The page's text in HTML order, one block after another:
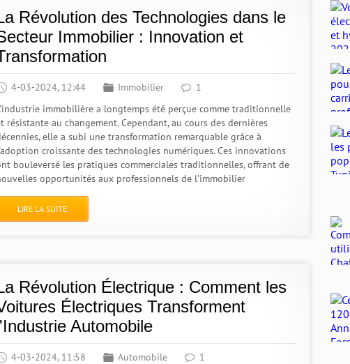
Révolution des Technologies dans le
Immobilier : Innovation et
4-03-2024, 12:44 Immobilier
1
immobilière a longtemps été perçue comme traditionnelle
résistante au changement. Cependant, au cours des dernières
elle a subi une transformation remarquable grâce à
croissante des technologies numériques. Ces innovations
bouleversé les pratiques commerciales traditionnelles, offrant de
opportunités aux professionnels de l'immobilier
LIRE LA SUITE
Révolution Électrique : Comment les
Électriques Transforment
Automobile
4-03-2024, 11:58 Automobile
1